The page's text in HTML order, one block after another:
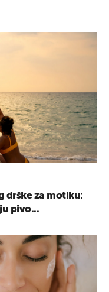
drške za motiku:
pivo...